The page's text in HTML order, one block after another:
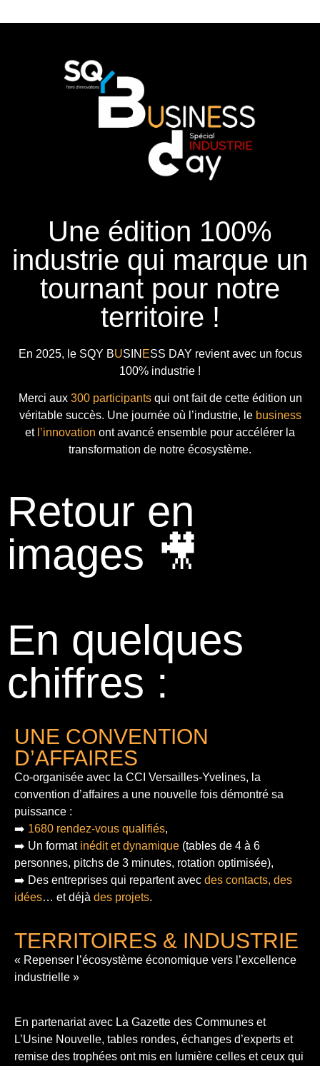
Une édition 100%
industrie qui marque un
tournant pour notre
territoire !
En 2025, le SQY BUSIN ESS DAY revient avec un focus
100% industrie !
Merci aux 300 participantsqui ont fait de cette édition un
véritable succès. Une journée où l’industrie, le business
et l’innovation ont avancé ensemble pour accélérer la
transformation de notre écosystème.
Retour en
images 🎥
En quelques
chiffres :
UNE CONVENTION
D’AFFAIRES
Co-organisée avec la CCI Versailles-Yvelines, la
convention d’affaires a une nouvelle fois démontré sa
puissance :
➡️ 1680 rendez-vous qualifiés,
➡️ Un format inédit et dynamique (tables de 4 à 6
personnes, pitchs de 3 minutes, rotation optimisée),
➡️ Des entreprises qui repartent avec des contacts, des
idées… et déjà des projets.
TERRITOIRES & INDUSTRIE
« Repenser l’écosystème économique vers l’excellence
industrielle »
En partenariat avec La Gazette des Communes et
L’Usine Nouvelle, tables rondes, échanges d’experts et
remise des trophées ont mis en lumière celles et ceux qui